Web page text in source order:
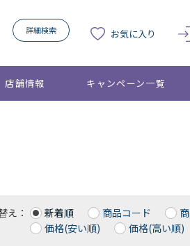
詳細検索 お気に入り
店舗情報 キャンペーン一覧
え： 新着順 商品コード
価格(安い順)
価格(高い順)